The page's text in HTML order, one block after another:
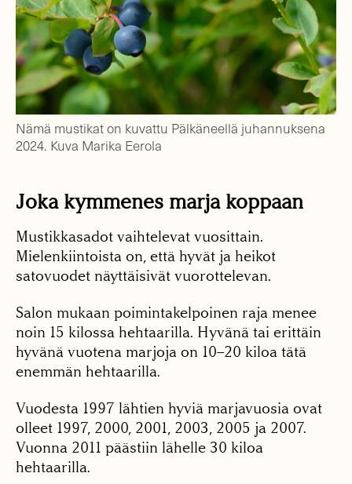
Nämä mustikat on kuvattu Pälkäneellä juhannuksena
2024. Kuva Marika Eerola
Joka kymmenes marja koppaan
Mustikkasadot vaihtelevat vuosittain.
Mielenkiintoista on, että hyvät ja heikot
satovuodet näyttäisivät vuorottelevan.
Salon mukaan poimintakelpoinen raja menee
noin 15 kilossa hehtaarilla. Hyvänä tai erittäin
hyvänä vuotena marjoja on 10–20 kiloa tätä
enemmän hehtaarilla.
Vuodesta 1997 lähtien hyviä marjavuosia ovat
olleet 1997, 2000, 2001, 2003, 2005 ja 2007.
Vuonna 2011 päästiin lähelle 30 kiloa
hehtaarilla.